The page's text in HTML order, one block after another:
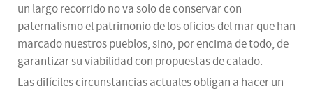
un largo recorrido no va solo de conservar con
paternalismo el patrimonio de los oficios del mar que han
marcado nuestros pueblos, sino, por encima de todo, de
garantizar su viabilidad con propuestas de calado.
Las difíciles circunstancias actuales obligan a hacer un